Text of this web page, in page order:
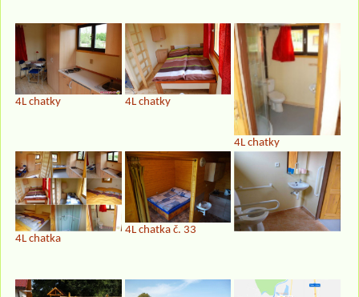
4L chatky 4L chatky
4L chatky
4L chatka
4L chatka č. 33